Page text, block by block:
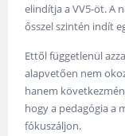
elindítja a VV5-öt. A
ősszel szintén indít
Ettől függetlenül
alapvetően nem
hanem
hogy a pedagógia a
fókuszáljon.